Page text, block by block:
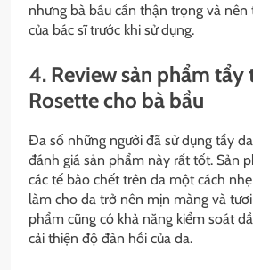
nhưng bà bầu cần thận trọng và nên
của bác sĩ trước khi sử dụng.
4. Review sản phẩm tẩy
Rosette cho bà bầu
Đa số những người đã sử dụng tẩy
đánh giá sản phẩm này rất tốt. Sản
các tế bào chết trên da một cách
làm cho da trở nên mịn màng và
phẩm cũng có khả năng kiểm soát
cải thiện độ đàn hồi của da.